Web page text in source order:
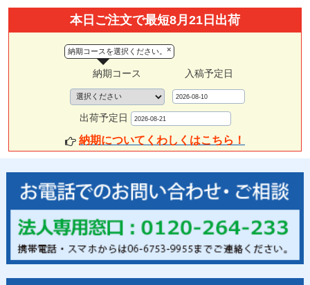
本日ご注文で最短8月21日出荷
×
納期コースを選択ください。
納期コース 入稿予定日
出荷予定日
納期についてくわしくはこちら！